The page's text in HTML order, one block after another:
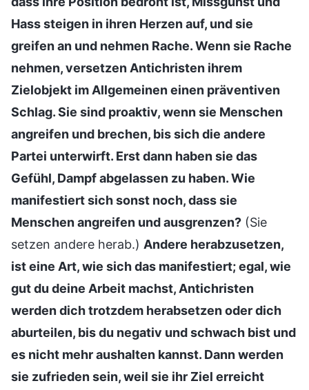
Hass steigen in ihren Herzen auf, und sie
greifen an und nehmen Rache. Wenn sie Rache
nehmen, versetzen Antichristen ihrem
Zielobjekt im Allgemeinen einen präventiven
Schlag. Sie sind proaktiv, wenn sie Menschen
angreifen und brechen, bis sich die andere
Partei unterwirft. Erst dann haben sie das
Gefühl, Dampf abgelassen zu haben. Wie
manifestiert sich sonst noch, dass sie
Menschen angreifen und ausgrenzen? (Sie
setzen andere herab.) Andere herabzusetzen,
ist eine Art, wie sich das manifestiert; egal, wie
gut du deine Arbeit machst, Antichristen
werden dich trotzdem herabsetzen oder dich
aburteilen, bis du negativ und schwach bist und
es nicht mehr aushalten kannst. Dann werden
sie zufrieden sein, weil sie ihr Ziel erreicht